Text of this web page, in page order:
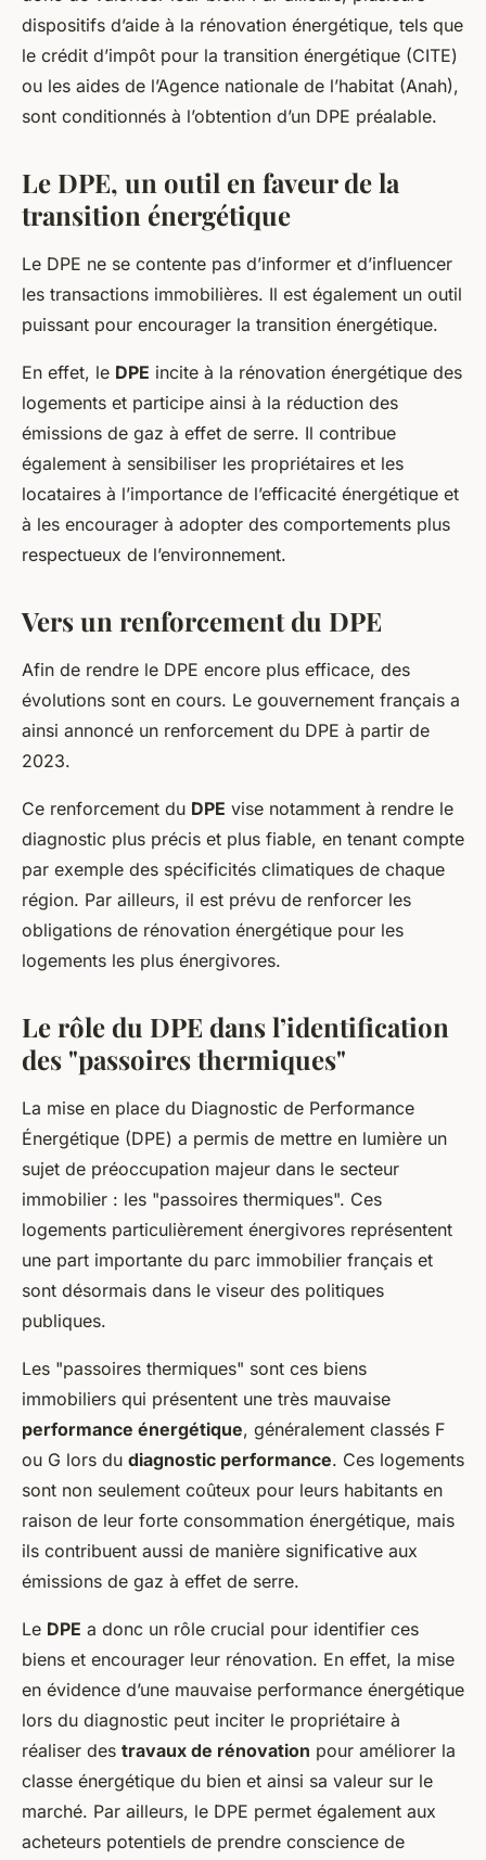
dispositifs d’aide à la rénovation énergétique, tels que
le crédit d’impôt pour la transition énergétique (CITE)
ou les aides de l’Agence nationale de l’habitat (Anah),
sont conditionnés à l’obtention d’un DPE préalable.
Le DPE, un outil en faveur de la
transition énergétique
Le DPE ne se contente pas d’informer et d’influencer
les transactions immobilières. Il est également un outil
puissant pour encourager la transition énergétique.
En effet, le DPE incite à la rénovation énergétique des
logements et participe ainsi à la réduction des
émissions de gaz à effet de serre. Il contribue
également à sensibiliser les propriétaires et les
locataires à l’importance de l’efficacité énergétique et
à les encourager à adopter des comportements plus
respectueux de l’environnement.
Vers un renforcement du DPE
Afin de rendre le DPE encore plus efficace, des
évolutions sont en cours. Le gouvernement français a
ainsi annoncé un renforcement du DPE à partir de
2023.
Ce renforcement du DPE vise notamment à rendre le
diagnostic plus précis et plus fiable, en tenant compte
par exemple des spécificités climatiques de chaque
région. Par ailleurs, il est prévu de renforcer les
obligations de rénovation énergétique pour les
logements les plus énergivores.
Le rôle du DPE dans l’identification
des "passoires thermiques"
La mise en place du Diagnostic de Performance
Énergétique (DPE) a permis de mettre en lumière un
sujet de préoccupation majeur dans le secteur
immobilier : les "passoires thermiques". Ces
logements particulièrement énergivores représentent
une part importante du parc immobilier français et
sont désormais dans le viseur des politiques
publiques.
Les "passoires thermiques" sont ces biens
immobiliers qui présentent une très mauvaise
performance énergétique, généralement classés F
ou G lors du diagnostic performance. Ces logements
sont non seulement coûteux pour leurs habitants en
raison de leur forte consommation énergétique, mais
ils contribuent aussi de manière significative aux
émissions de gaz à effet de serre.
Le DPE a donc un rôle crucial pour identifier ces
biens et encourager leur rénovation. En effet, la mise
en évidence d’une mauvaise performance énergétique
lors du diagnostic peut inciter le propriétaire à
réaliser des travaux de rénovation pour améliorer la
classe énergétique du bien et ainsi sa valeur sur le
marché. Par ailleurs, le DPE permet également aux
acheteurs potentiels de prendre conscience de